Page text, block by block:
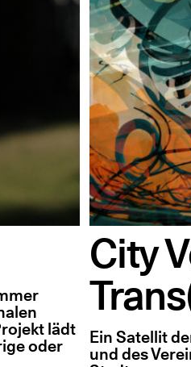
lädt
oder
City
Ein Satellit
und des